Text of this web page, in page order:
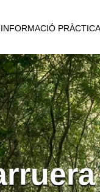
INFORMACIÓ PRÀCTICA